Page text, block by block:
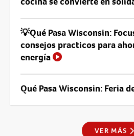
💡Qué Pasa Wisconsin:
consejos practicos para
energía
Qué Pasa Wisconsin: Feria
VER MÁS